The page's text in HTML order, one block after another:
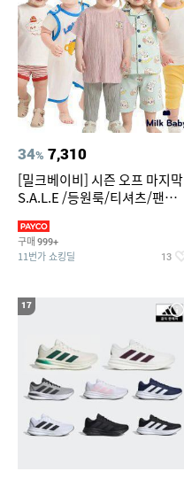
34% 7,310
[밀크베이비] 시즌 오프 마지막
S.A.L.E /등원룩/티셔츠/팬츠/
구매 999+
11번가 쇼킹딜 13
17